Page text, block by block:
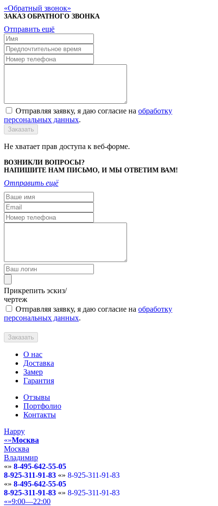
Обратный звонок
ЗАКАЗ ОБРАТНОГО ЗВОНКА
Отправить ещё
Отправляя заявку, я даю согласие на обработку
персональных данных.
Заказать
Не хватает прав доступа к веб-форме.
ВОЗНИКЛИ ВОПРОСЫ?
НАПИШИТЕ НАМ ПИСЬМО, И МЫ ОТВЕТИМ ВАМ!
Отправить ещё
Прикрепить эскиз/
чертеж
Отправляя заявку, я даю согласие на обработку
персональных данных.
Заказать
О нас
Доставка
Замер
Гарантия
Отзывы
Портфолио
Контакты
Happy
Москва
Москва
Владимир
8-495-642-55-05
8-925-311-91-83
8-925-311-91-83
8-495-642-55-05
8-925-311-91-83
8-925-311-91-83
9:00—22:00